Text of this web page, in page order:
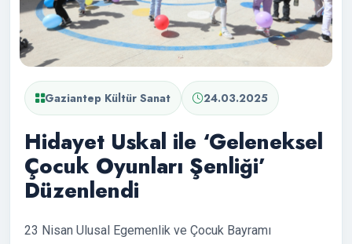
Gaziantep Kültür Sanat 24.03.2025
Hidayet Uskal ile ‘Geleneksel
Çocuk Oyunları Şenliği’
Düzenlendi
23 Nisan Ulusal Egemenlik ve Çocuk Bayramı